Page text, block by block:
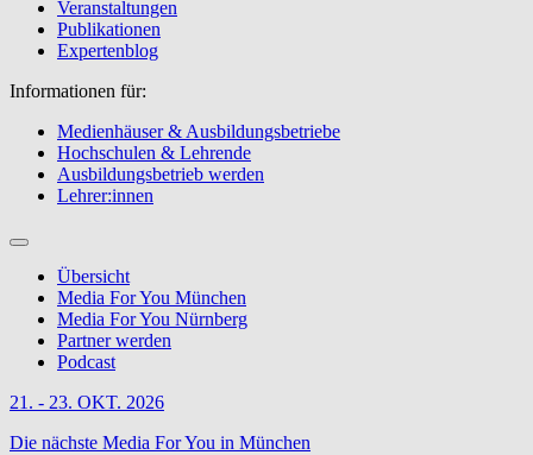
Veranstaltungen
Publikationen
Expertenblog
Informationen für:
Medienhäuser & Ausbildungsbetriebe
Hochschulen & Lehrende
Ausbildungsbetrieb werden
Lehrer:innen
Übersicht
Media For You München
Media For You Nürnberg
Partner werden
Podcast
21. - 23. OKT. 2026
Die nächste Media For You in München